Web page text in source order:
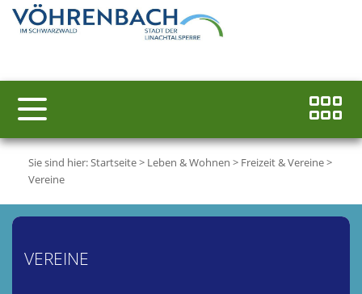
Sie sind hier:Startseite> Leben & Wohnen > Freizeit & Vereine>
Vereine
VEREINE